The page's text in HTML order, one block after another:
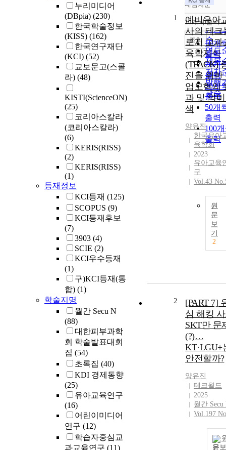
누리미디어
(DBpia) (230)
한국학술정보
(KISS) (162)
한국연구재단
(KCI) (52)
교보문고(스콜
라) (48)
KISTI(ScienceON)
(25)
코리아스칼라
(코리아스칼라)
(6)
KERIS(RISS)
(2)
KERIS(RISS)
(1)
등재정보
KCI등재 (125)
SCOPUS (9)
KCI등재후보
(7)
3903 (4)
SCIE (2)
KCI우수등재
(1)
구)KCI등재(통
합) (1)
학술지명
월간 Secu N
(88)
대한피부과학
회 학술발표대회
집 (54)
초록집 (40)
KDI 경제동향
(25)
유아교육연구
(16)
어린이미디어
연구 (12)
학습자중심교
과교육연구 (11)
정확
순
인기
순
연도
제목
저자
발행
관순
내림차순
내림
10개씩 출력
10개
출력
20개
출력
30개
출력
50개
출력
100
출력
조회
1
예비유아
사의 테크
로지 교과
육학지식
(TPACK)
진을 위한
업모형의
과 및 의
색
양유진
한국유아
육학회
2023
유아교육
구
Vol.43
원
문
보
기
2
2
[PART 7]
심 해킹
SKT만 문
(?)…
KT·LGU+
안전할까?
양유진
테크월드
2025
월간 Secu
Vol.197
문보